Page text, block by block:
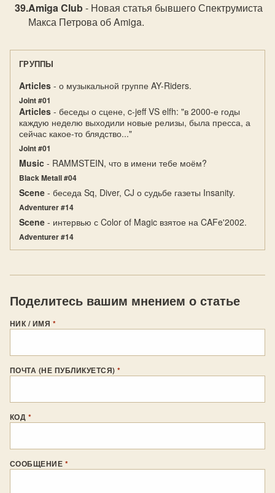
Amiga Club- Новая статья бывшего Спектрумиста
Макса Петрова об Amiga.
ГРУППЫ
Articles - о музыкальной группе AY-Riders.
Joint #01
Articles - беседы о сцене, c-jeff VS elfh: "в 2000-е годы
каждую неделю выходили новые релизы, была пресса, а
сейчас какое-то блядство..."
Joint #01
Music - RAMMSTEIN, что в имени тебе моём?
Black Metall #04
Scene - беседа Sq, Diver, CJ о судьбе газеты Insanity.
Adventurer #14
Scene - интервью с Color of Magic взятое на CAFe'2002.
Adventurer #14
Поделитесь вашим мнением о статье
НИК / ИМЯ *
ПОЧТА (НЕ ПУБЛИКУЕТСЯ)*
КОД *
СООБЩЕНИЕ *